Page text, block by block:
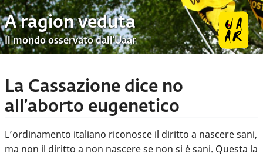
A ragion veduta
Il mondo osservato dall’Uaar
La Cassazione dice no
all’aborto eugenetico
L’ordinamento italiano riconosce il diritto a nascere sani,
ma non il diritto a non nascere se non si è sani. Questa la